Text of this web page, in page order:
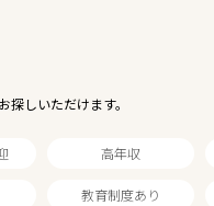
しいただけます。
高年収
教育制度あり